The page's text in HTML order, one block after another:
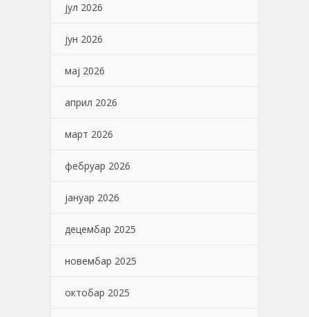
јул 2026
јун 2026
мај 2026
април 2026
март 2026
фебруар 2026
јануар 2026
децембар 2025
новембар 2025
октобар 2025